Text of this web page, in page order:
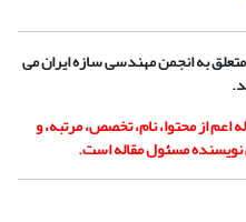
به انجمن مهندسی سازه ایران می
از محتوا، نام، تخصص، مرتبه، و
مسئول مقاله است.